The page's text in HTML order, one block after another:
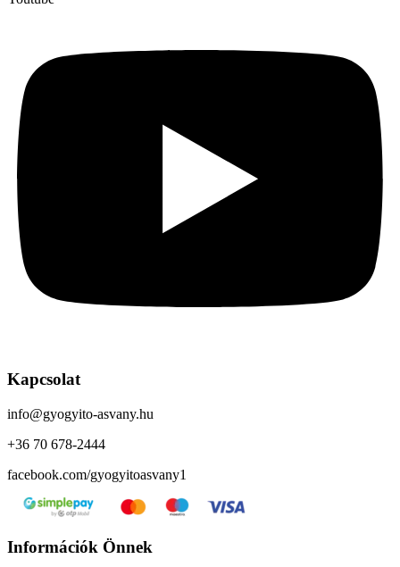
Kapcsolat
info@gyogyito-asvany.hu
+36 70 678-2444
facebook.com/gyogyitoasvany1
Információk Önnek